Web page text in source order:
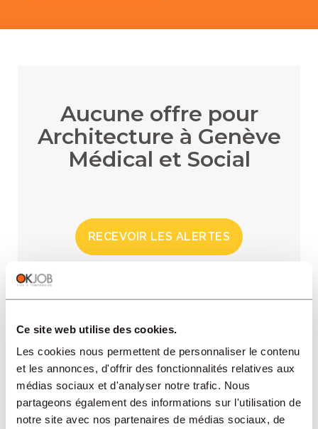
Ce site web utilise des cookies.
Les cookies nous permettent de personnaliser le contenu
et les annonces, d'offrir des fonctionnalités relatives aux
médias sociaux et d'analyser notre trafic. Nous
partageons également des informations sur l'utilisation de
notre site avec nos partenaires de médias sociaux, de
Aucune offre pour
Architecture à Genève
Médical et Social
RECEVOIR LES ALERTES
SECTEURS